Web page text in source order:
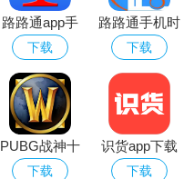
路路通app手
机版
下载
路路通手机时
刻表app官方
安卓版
下载
PUBG战神十
字架下载安卓
下载
识货app下载
官方正版最新
下载